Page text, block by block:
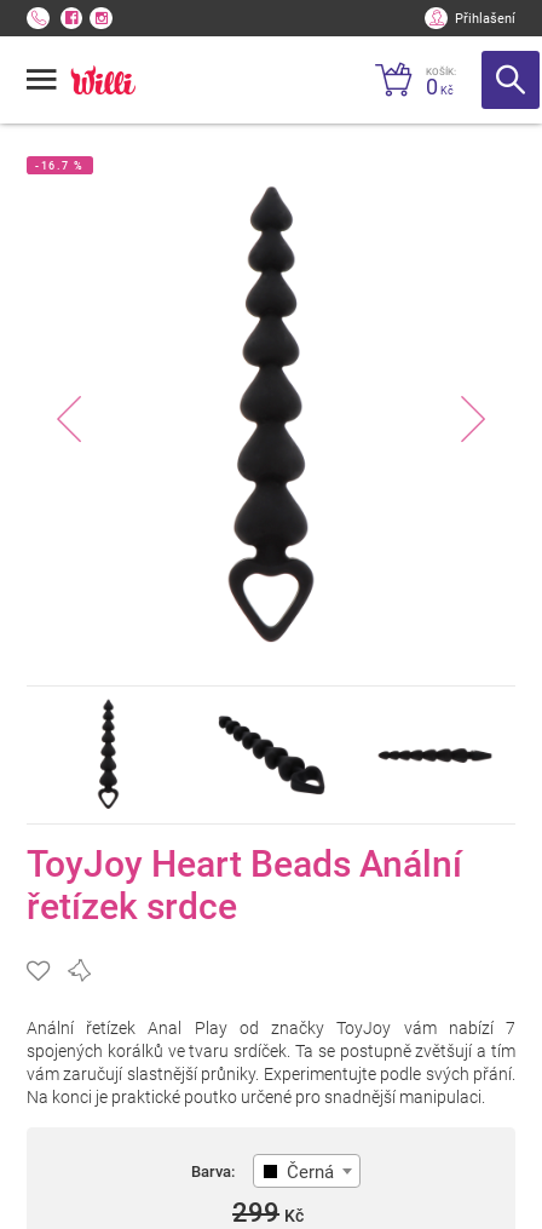
Přihlašení
KOŠÍK:
0 Kč
-16.7 %
ToyJoy Heart Beads Anální
řetízek srdce
Anální řetízek Anal Play od značky ToyJoy vám nabízí 7
spojených korálků ve tvaru srdíček. Ta se postupně zvětšují a tím
vám zaručují slastnější průniky. Experimentujte podle svých přání.
Na konci je praktické poutko určené pro snadnější manipulaci.
Barva: Černá
299 Kč